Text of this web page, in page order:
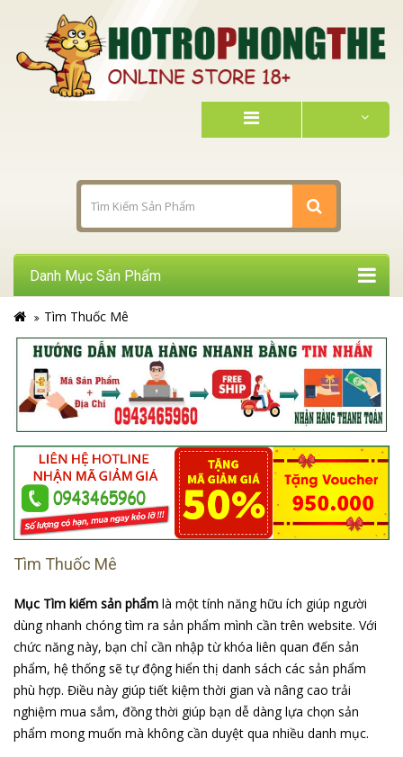
Danh Mục Sản Phẩm
Tìm Thuốc Mê
Tìm Thuốc Mê
Mục Tìm kiếm sản phẩm là một tính năng hữu ích giúp người
dùng nhanh chóng tìm ra sản phẩm mình cần trên website. Với
chức năng này, bạn chỉ cần nhập từ khóa liên quan đến sản
phẩm, hệ thống sẽ tự động hiển thị danh sách các sản phẩm
phù hợp. Điều này giúp tiết kiệm thời gian và nâng cao trải
nghiệm mua sắm, đồng thời giúp bạn dễ dàng lựa chọn sản
phẩm mong muốn mà không cần duyệt qua nhiều danh mục.